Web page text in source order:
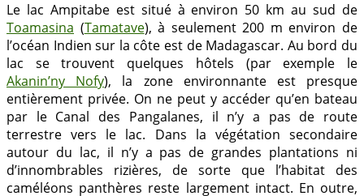
Le lac Ampitabe est situé à environ 50 km au sud de
Toamasina (Tamatave), à seulement 200 m environ de
l’océan Indien sur la côte est de Madagascar. Au bord du
lac se trouvent quelques hôtels (par exemple le
Akanin’ny Nofy), la zone environnante est presque
entièrement privée. On ne peut y accéder qu’en bateau
par le Canal des Pangalanes, il n’y a pas de route
terrestre vers le lac. Dans la végétation secondaire
autour du lac, il n’y a pas de grandes plantations ni
d’innombrables rizières, de sorte que l’habitat des
caméléons panthères reste largement intact. En outre,